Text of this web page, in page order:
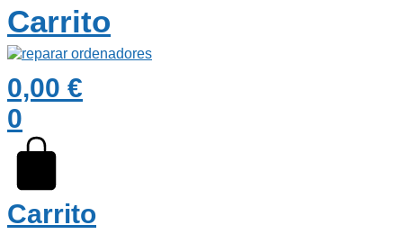
Carrito
0,00 €
0
Carrito